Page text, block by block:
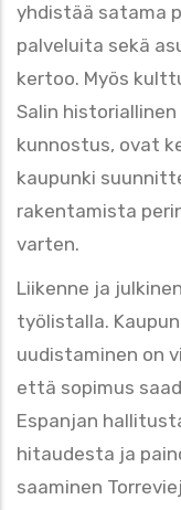
yhdistää satama
palveluita sekä
kertoo. Myös
Salin historiallinen
kunnostus, ovat
kaupunki
rakentamista
varten.
Liikenne ja
työlistalla.
uudistaminen on
että sopimus
Espanjan
hitaudesta ja
saaminen